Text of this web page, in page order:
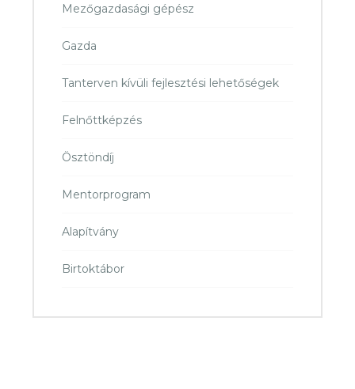
Mezőgazdasági gépész
Gazda
Tanterven kívüli fejlesztési lehetőségek
Felnőttképzés
Ösztöndíj
Mentorprogram
Alapítvány
Birtoktábor